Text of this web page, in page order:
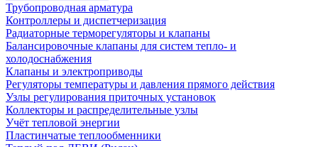
Трубопроводная арматура
Контроллеры и диспетчеризация
Радиаторные терморегуляторы и клапаны
Балансировочные клапаны для систем тепло- и
холодоснабжения
Клапаны и электроприводы
Регуляторы температуры и давления прямого действия
Узлы регулирования приточных установок
Коллекторы и распределительные узлы
Учёт тепловой энергии
Пластинчатые теплообменники